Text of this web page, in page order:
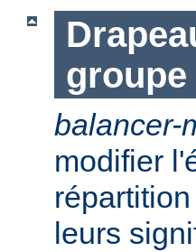
balancer-
modifier
leurs